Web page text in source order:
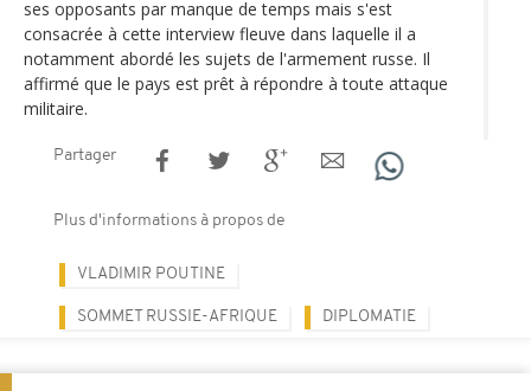
ses opposants par manque de temps mais s'est
consacrée à cette interview fleuve dans laquelle il a
notamment abordé les sujets de l'armement russe. Il
affirmé que le pays est prêt à répondre à toute attaque
militaire.
Partager
Plus d'informations à propos de
VLADIMIR POUTINE
SOMMET RUSSIE-AFRIQUE DIPLOMATIE